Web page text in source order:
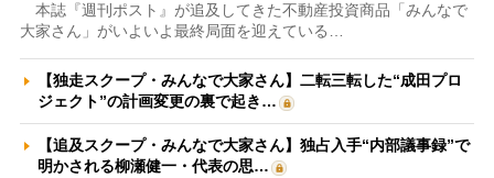
本誌『週刊ポスト』が追及してきた不動産投資商品「みんなで
大家さん」がいよいよ最終局面を迎えている…
【独走スクープ・みんなで大家さん】二転三転した“成田プロ
ジェクト”の計画変更の裏で起き…
【追及スクープ・みんなで大家さん】独占入手“内部議事録”で
明かされる柳瀬健一・代表の思…